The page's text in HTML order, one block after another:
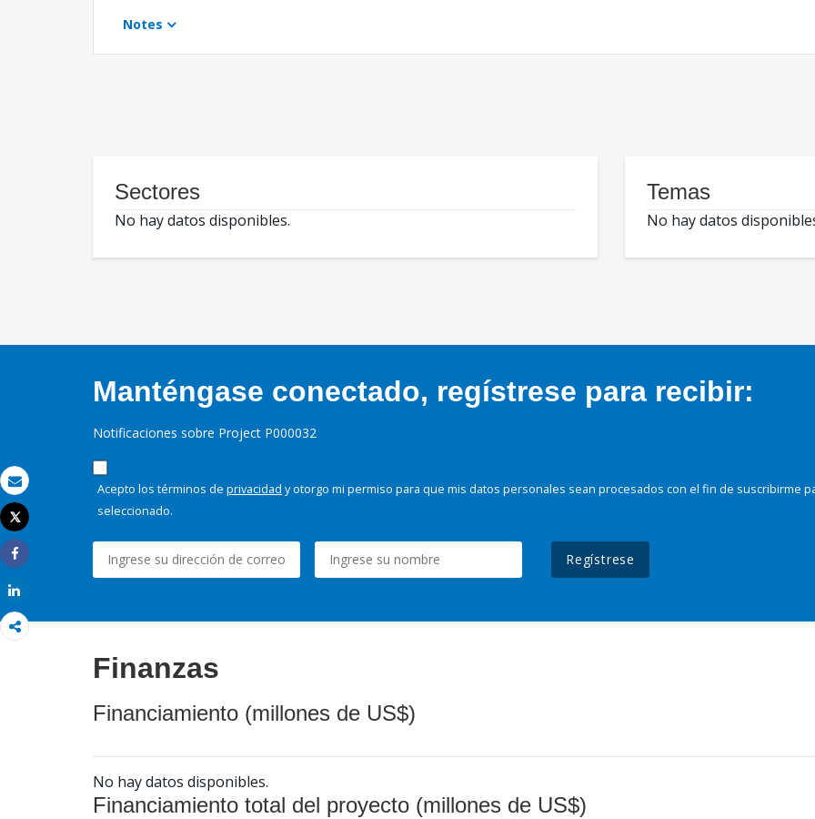
Correo electrónico
Imprimir
Tweet
Share
Notes
Sectores
No hay datos disponibles.
Temas
No hay datos
Manténgase conectado, regístrese para recibir:
Notificaciones sobre Project P000032
Acepto los términos de privacidad y otorgo mi permiso para que mis datos personales sean procesados con el fin de suscribirme
seleccionado.
Regístrese
Finanzas
Financiamiento (millones de US$)
No hay datos disponibles.
Financiamiento total del proyecto (millones de US$)